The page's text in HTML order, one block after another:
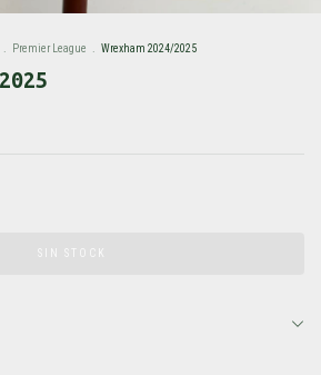
. Premier League . Wrexham 2024/2025